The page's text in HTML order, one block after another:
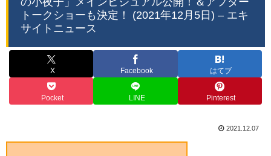
トークショーも決定！ (2021年12月5日) – エキ
サイトニュース
X Facebook はてブ
Pocket LINE Pinterest
2021.12.07